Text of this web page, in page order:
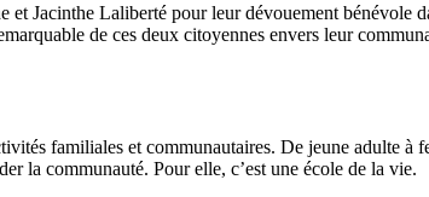
Jacinthe Laliberté pour leur dévouement bénévole
de ces deux citoyennes envers leur
familiales et communautaires. De jeune adulte à
la communauté. Pour elle, c’est une école de la vie.